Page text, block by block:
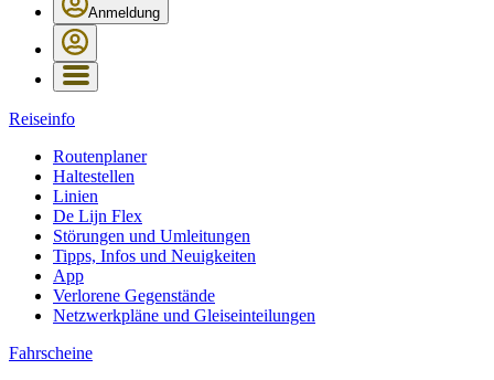
Anmeldung
Reiseinfo
Routenplaner
Haltestellen
Linien
De Lijn Flex
Störungen und Umleitungen
Tipps, Infos und Neuigkeiten
App
Verlorene Gegenstände
Netzwerkpläne und Gleiseinteilungen
Fahrscheine